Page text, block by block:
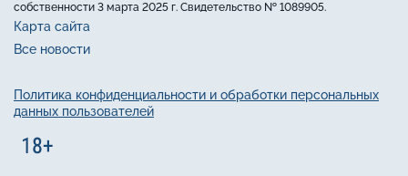
собственности 3 марта 2025 г. Свидетельство № 1089905.
Карта сайта
Все новости
Политика конфиденциальности и обработки персональных
данных пользователей